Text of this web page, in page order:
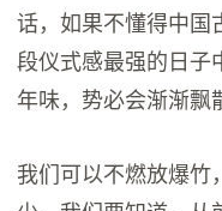
话，如果不懂得中国
段仪式感最强的日子
年味，势必会渐渐飘
我们可以不燃放爆竹